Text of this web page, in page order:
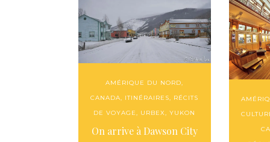
AMÉRIQUE DU NORD,
CANADA, ITINÉRAIRES, RÉCITS
DE VOYAGE, URBEX,YUKON
On arrive à Dawson City